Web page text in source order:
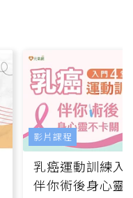
乳癌運動訓練入
伴你術後身心靈
影片課程